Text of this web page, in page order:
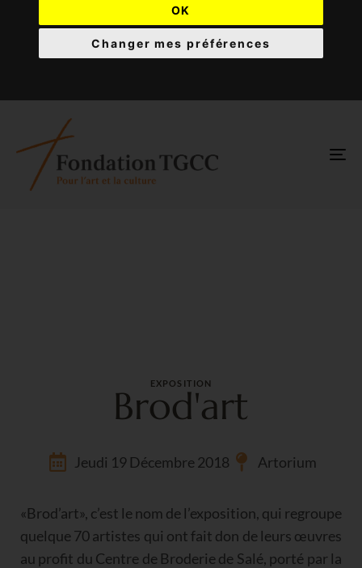
OK
Changer mes préférences
EXPOSITION
Brod'art
Jeudi 19 Décembre 2018 Artorium
«Brod’art», c’est le nom de l’exposition, qui regroupe
quelque 70 artistes qui ont fait don de leurs œuvres
au profit du Centre de Broderie de Salé, porté par la